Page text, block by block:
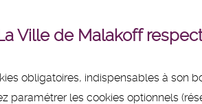
Ville de Malakoff
obligatoires, indispensables à son
paramétrer les cookies optionnels